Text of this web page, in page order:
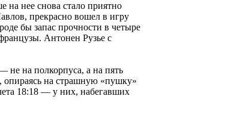
на нее снова стало приятно
прекрасно вошел в игру
бы запас прочности в четыре
Антонен Рузье с
не на полкорпуса, а на пять
опираясь на страшную «пушку»
18:18 — у них, набегавших